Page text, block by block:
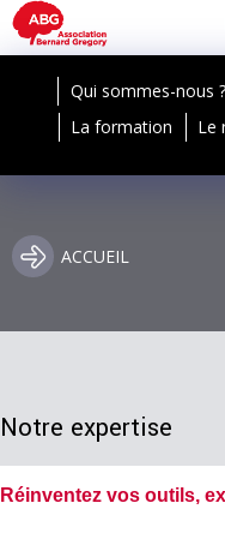
Qui sommes-nous ?
La formation
Le
ACCUEIL
Notre expertise
Réinventez vos outils,